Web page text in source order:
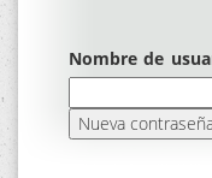
Nombre de